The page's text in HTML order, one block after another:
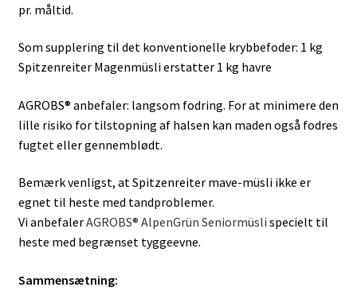
pr. måltid.
Som supplering til det konventionelle krybbefoder: 1 kg
Spitzenreiter Magenmüsli erstatter 1 kg havre
AGROBS® anbefaler: langsom fodring. For at minimere den
lille risiko for tilstopning af halsen kan maden også fodres
fugtet eller gennemblødt.
Bemærk venligst, at Spitzenreiter mave-müsli ikke er
egnet til heste med tandproblemer.
Vi anbefalerAGROBS® AlpenGrün Seniormüsli specielt til
heste med begrænset tyggeevne.
Sammensætning: